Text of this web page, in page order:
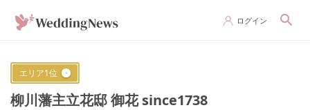
ログイン
エリア1位
柳川藩主立花邸 御花 since1738